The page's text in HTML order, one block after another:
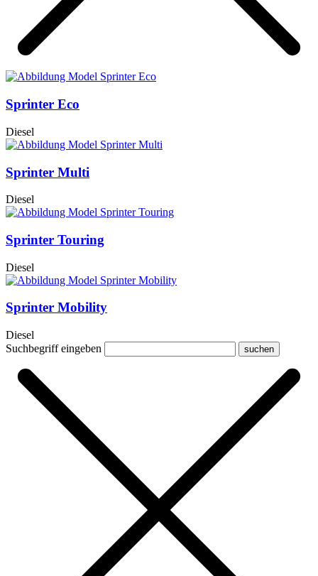
Sprinter Eco
Diesel
Sprinter Multi
Diesel
Sprinter Touring
Diesel
Sprinter Mobility
Diesel
Suchbegriff eingeben